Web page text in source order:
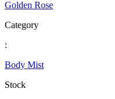
Golden Rose
Category
:
Body Mist
Stock